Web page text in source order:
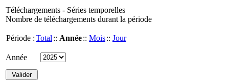
Téléchargements - Séries temporelles
Nombre de téléchargements durant la période
Période :Total :: Année:: Mois:: Jour
Année